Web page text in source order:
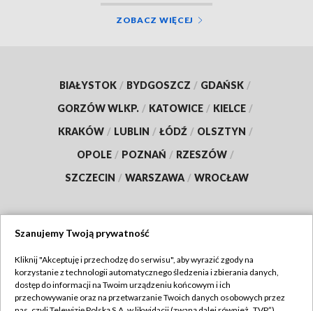
ZOBACZ WIĘCEJ
BIAŁYSTOK / BYDGOSZCZ / GDAŃSK /
GORZÓW WLKP. / KATOWICE / KIELCE /
KRAKÓW / LUBLIN / ŁÓDŹ / OLSZTYN /
OPOLE / POZNAŃ / RZESZÓW /
SZCZECIN / WARSZAWA / WROCŁAW
TVP
Abonament TVP
Regulamin TVP
Szanujemy Twoją prywatność
Kliknij "Akceptuję i przechodzę do serwisu", aby wyrazić zgody na
korzystanie z technologii automatycznego śledzenia i zbierania danych,
dostęp do informacji na Twoim urządzeniu końcowym i ich
przechowywanie oraz na przetwarzanie Twoich danych osobowych przez